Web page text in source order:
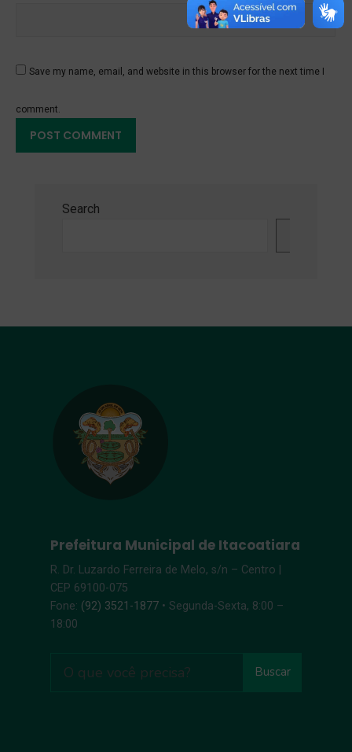
Save my name, email, and website in this browser for the next time I
comment.
Search
Prefeitura Municipal de Itacoatiara
R. Dr. Luzardo Ferreira de Melo, s/n – Centro |
CEP 69100-075
Fone: (92) 3521-1877 • Segunda-Sexta, 8:00 –
18:00
Buscar